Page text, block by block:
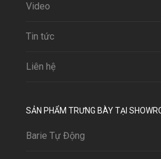
Video
Tin tức
Liên hệ
SẢN PHẨM TRƯNG BÀY TẠI
Barie Tự Động